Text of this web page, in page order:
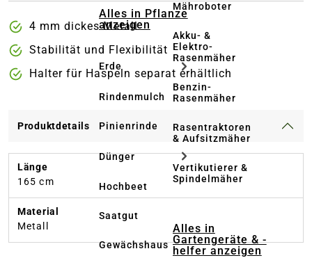
Alles in Pflanze
anzeigen
Erde
Rindenmulch
Pinienrinde
Dünger
Hochbeet
Saatgut
Gewächshaus
Mähroboter
Akku- &
Elektro-
Rasenmäher
Benzin-
Rasenmäher
Rasentraktoren
& Aufsitzmäher
Vertikutierer &
Spindelmäher
Alles in
Gartengeräte & -
helfer anzeigen
4 mm dickes Metall
Stabilität und Flexibilität
Halter für Haspeln separat erhältlich
Produktdetails
Länge
165 cm
Material
Metall